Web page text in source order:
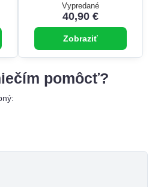
Vypredané
40,90 €
Zobraziť
pomôcť?